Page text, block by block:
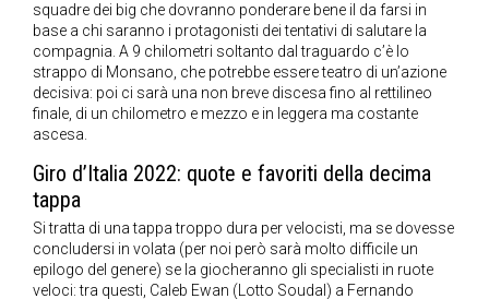
squadre dei big che dovranno ponderare bene il da farsi in
base a chi saranno i protagonisti dei tentativi di salutare la
compagnia. A 9 chilometri soltanto dal traguardo c’è lo
strappo di Monsano, che potrebbe essere teatro di un’azione
decisiva: poi ci sarà una non breve discesa fino al rettilineo
finale, di un chilometro e mezzo e in leggera ma costante
ascesa.
Giro d’Italia 2022: quote e favoriti della decima
tappa
Si tratta di una tappa troppo dura per velocisti, ma se dovesse
concludersi in volata (per noi però sarà molto difficile un
epilogo del genere) se la giocheranno gli specialisti in ruote
veloci: tra questi, Caleb Ewan (Lotto Soudal) a Fernando